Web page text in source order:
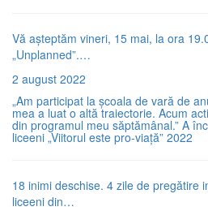
Vă așteptăm vineri, 15 mai, la ora
„Unplanned”.…
2 august 2022
„Am participat la școala de vară de
mea a luat o altă traiectorie. Acum
din programul meu săptămânal.” A
liceeni „Viitorul este pro-viață” 2022
18 inimi deschise. 4 zile de pregătire
liceeni din…